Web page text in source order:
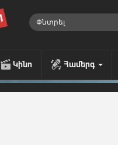
Կինո Համերգ